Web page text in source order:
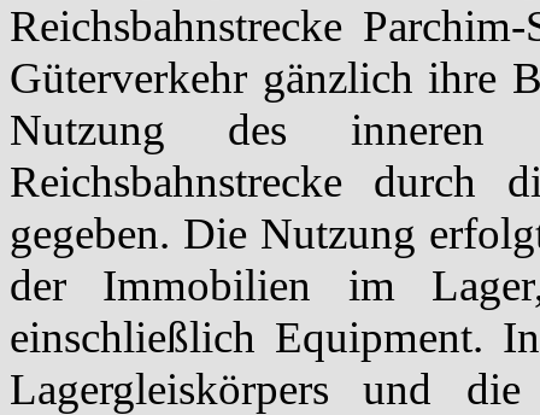
Reichsbahnstrecke
Güterverkehr gänzlich ihre
Nutzung des inneren
Reichsbahnstrecke durch
gegeben. Die Nutzung
der Immobilien im
einschließlich Equipment.
Lagergleiskörpers und